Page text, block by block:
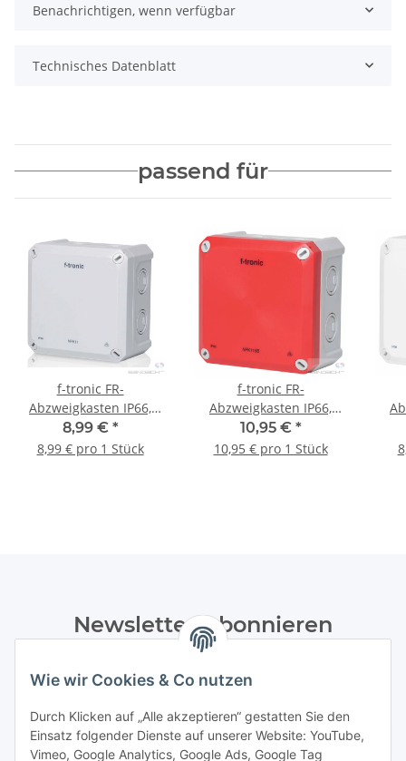
Wie wir Cookies & Co nutzen
Durch Klicken auf „Alle akzeptieren“ gestatten Sie den
Einsatz folgender Dienste auf unserer Website: YouTube,
Vimeo, Google Analytics, Google Ads, Google Tag
Benachrichtigen, wenn verfügbar
Technisches Datenblatt
passend für
f-tronic FR-
Abzweigkasten IP66,
grau, NEPTUN Compact,
110x110x67 - 1 Stück
8,99 € *
8,99 € pro 1 Stück
f-tronic FR-
Abzweigkasten IP66,
grau/rot, NEPTUN
Compact, 110x110x67 - 1
10,95 € *
10,95 € pro 1 Stück
Newsletter Abonnieren
Datenschutzerklärungregelmäßig und jederzeit widerruflich
Abonnieren